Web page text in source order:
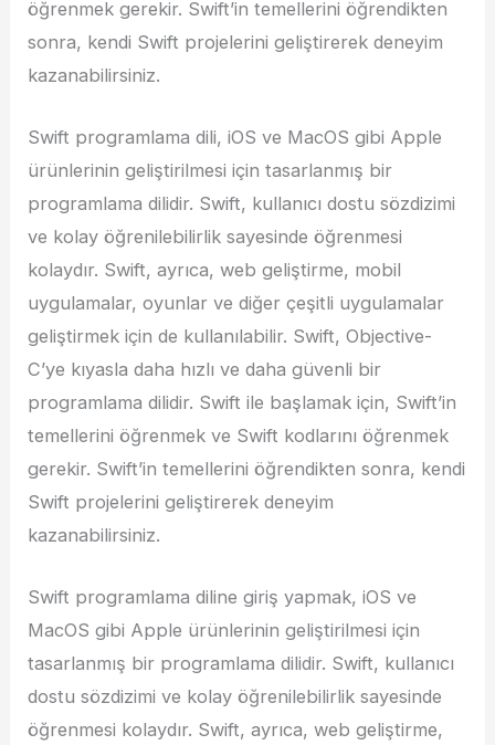
öğrenmek gerekir. Swift’in temellerini öğrendikten
sonra, kendi Swift projelerini geliştirerek deneyim
kazanabilirsiniz.
Swift programlama dili, iOS ve MacOS gibi Apple
ürünlerinin geliştirilmesi için tasarlanmış bir
programlama dilidir. Swift, kullanıcı dostu sözdizimi
ve kolay öğrenilebilirlik sayesinde öğrenmesi
kolaydır. Swift, ayrıca, web geliştirme, mobil
uygulamalar, oyunlar ve diğer çeşitli uygulamalar
geliştirmek için de kullanılabilir. Swift, Objective-
C’ye kıyasla daha hızlı ve daha güvenli bir
programlama dilidir. Swift ile başlamak için, Swift’in
temellerini öğrenmek ve Swift kodlarını öğrenmek
gerekir. Swift’in temellerini öğrendikten sonra, kendi
Swift projelerini geliştirerek deneyim
kazanabilirsiniz.
Swift programlama diline giriş yapmak, iOS ve
MacOS gibi Apple ürünlerinin geliştirilmesi için
tasarlanmış bir programlama dilidir. Swift, kullanıcı
dostu sözdizimi ve kolay öğrenilebilirlik sayesinde
öğrenmesi kolaydır. Swift, ayrıca, web geliştirme,